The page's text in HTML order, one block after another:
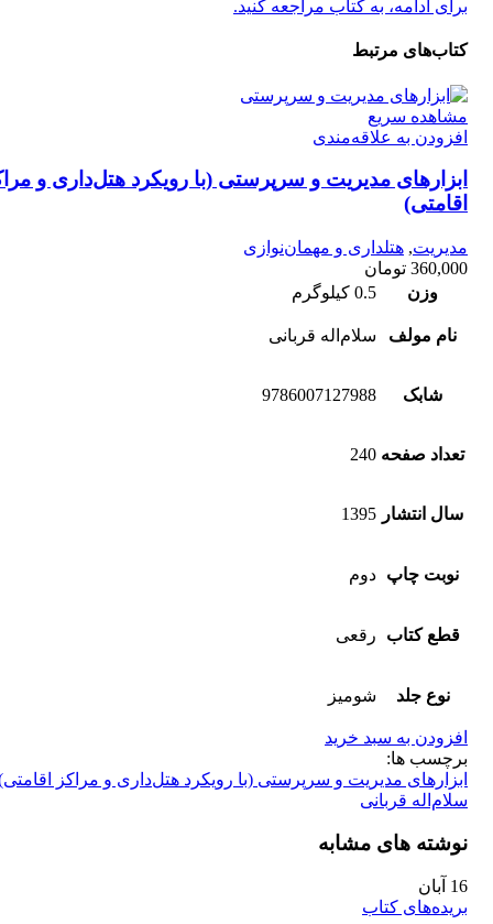
برای ادامه، به کتاب مراجعه کنید.
کتاب‌های مرتبط
مشاهده سریع
افزودن به علاقه‌مندی
ابزارهای مدیریت و سرپرستی (با رویکرد هتل‌داری و
اقامتی)
مدیریت, هتلداری و مهمان‌نوازی
360,000 تومان
وزن
0.5 کیلوگرم
نام مولف سلام‌اله قربانی
شابک 9786007127988
تعداد صفحه 240
سال انتشار 1395
نوبت چاپ دوم
قطع کتاب رقعی
نوع جلد شومیز
افزودن به سبد خرید
برچسب ها:
ابزارهای مدیریت و سرپرستی (با رویکرد هتل‌داری و مراکز
سلام‌اله قربانی
نوشته های مشابه
16 آبان
بریده‌های کتاب